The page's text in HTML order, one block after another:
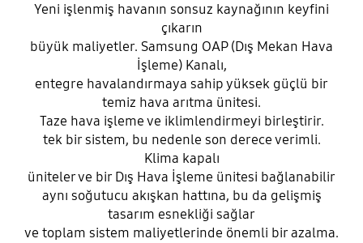
Yeni işlenmiş havanın sonsuz kaynağının keyfini
çıkarın
büyük maliyetler. Samsung OAP (Dış Mekan Hava
İşleme) Kanalı,
entegre havalandırmaya sahip yüksek güçlü bir
temiz hava arıtma ünitesi.
Taze hava işleme ve iklimlendirmeyi birleştirir.
tek bir sistem, bu nedenle son derece verimli.
Klima kapalı
üniteler ve bir Dış Hava İşleme ünitesi bağlanabilir
aynı soğutucu akışkan hattına, bu da gelişmiş
tasarım esnekliği sağlar
ve toplam sistem maliyetlerinde önemli bir azalma.